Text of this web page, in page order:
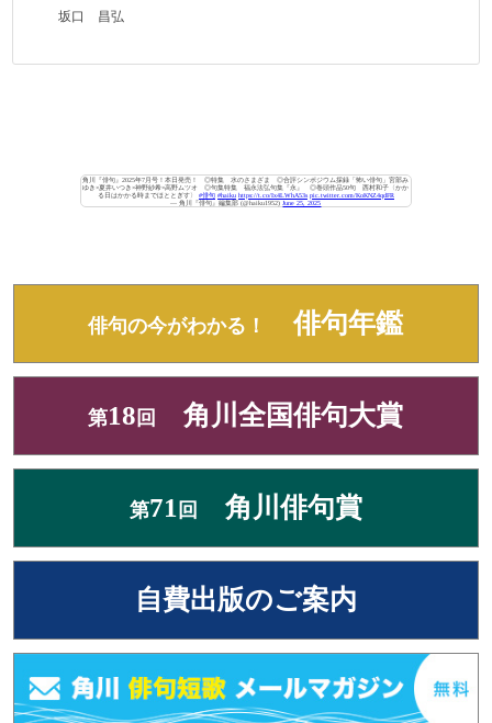
坂口 昌弘
角川『俳句』2025年7月号！本日発売！ ◎特集 水のさまざま ◎合評シンポジウム採録「怖い俳句」宮部み
ゆき×夏井いつき×神野紗希×高野ムツオ ◎句集特集 福永法弘句集『永』 ◎巻頭作品50句 西村和子〈かか
る日はかかる時までほととぎす〉 #俳句 #haiku https://t.co/Ix4LWhA53s pic.twitter.com/KoKNZ4qdFR
— 角川『俳句』編集部 (@haiku1952)June 25, 2025
俳句の今がわかる！ 俳句年鑑
第18 回 角川全国俳句大賞
第71 回 角川俳句賞
自費出版のご案内